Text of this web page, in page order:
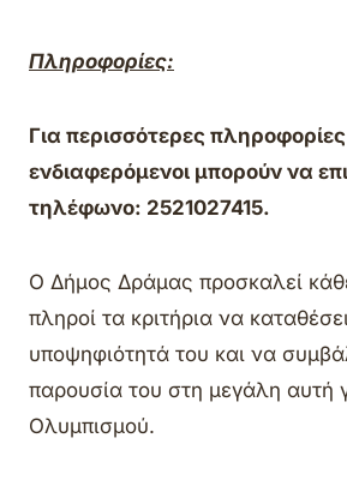
Πληροφορίες:
Για περισσότερες πληροφορίες
ενδιαφερόμενοι μπορούν να
τηλέφωνο: 2521027415.
Ο Δήμος Δράμας προσκαλεί
πληροί τα κριτήρια να
υποψηφιότητά του και να
παρουσία του στη μεγάλη αυτή
Ολυμπισμού.